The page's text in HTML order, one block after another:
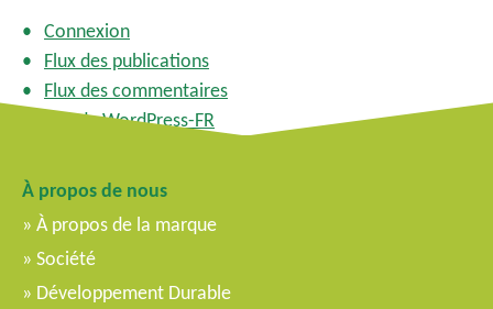
Connexion
Flux des publications
Flux des commentaires
Site de WordPress-FR
À propos de nous
À propos de la marque
Société
Développement Durable